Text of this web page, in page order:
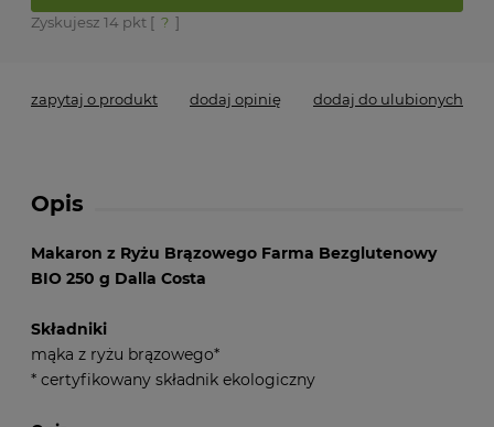
Zyskujesz 14 pkt [ ? ]
zapytaj o produkt dodaj opinię dodaj do ulubionych
Opis
Makaron z Ryżu Brązowego Farma Bezglutenowy
BIO 250 g Dalla Costa
Składniki
mąka z ryżu brązowego*
* certyfikowany składnik ekologiczny